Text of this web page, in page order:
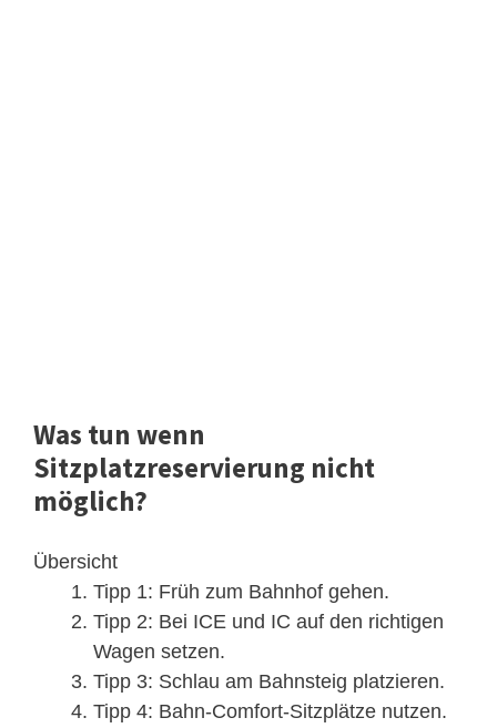
Was tun wenn
Sitzplatzreservierung nicht
möglich?
Übersicht
Tipp 1: Früh zum Bahnhof gehen.
Tipp 2: Bei ICE und IC auf den richtigen
Wagen setzen.
Tipp 3: Schlau am Bahnsteig platzieren.
Tipp 4: Bahn-Comfort-Sitzplätze nutzen.